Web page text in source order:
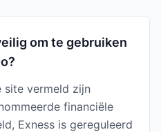
om te gebruiken
site vermeld zijn
financiële
Exness is gereguleerd